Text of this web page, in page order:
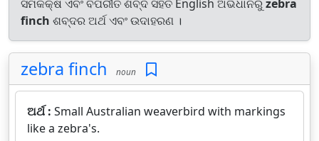
ସମକକ୍ଷ ଏବଂ ବିପରୀତ ଶବ୍ଦ ସହିତ English ଅଭିଧାନରୁzebra
finch ଶବ୍ଦର ଅର୍ଥ ଏବଂ ଉଦାହରଣ ।
zebra finch noun
ଅର୍ଥ : Small Australian weaverbird with markings
like a zebra's.